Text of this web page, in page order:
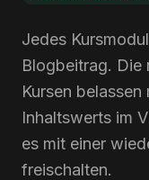
Jedes
Blogbeitrag. Die
Kursen
Inhaltswerts im
es mit einer
freischalten.